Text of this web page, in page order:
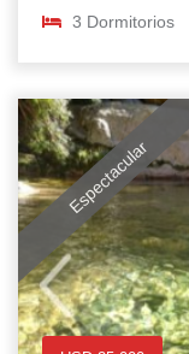
3 Dormitorios
Espectacular